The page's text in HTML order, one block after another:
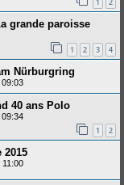
grande paroisse
1 2 3 4
Nürburgring
09:03
40 ans Polo
09:34
1 2
2015
11:00